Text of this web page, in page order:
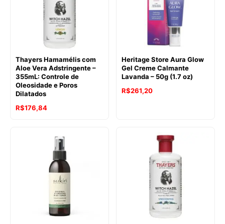
Thayers Hamamélis com
Aloe Vera Adstringente –
355mL: Controle de
Oleosidade e Poros
Dilatados
R$176,84
Heritage Store Aura Glow
Gel Creme Calmante
Lavanda – 50g (1.7 oz)
R$261,20